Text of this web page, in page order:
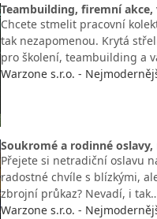
Teambuilding, firemní
Chcete stmelit pracovní
tak nezapomenou. Krytá
pro školení, teambuilding a
Warzone s.r.o. -
Soukromé a rodinné
Přejete si netradiční oslavu
radostné chvíle s blízkými,
zbrojní průkaz? Nevadí, i
Warzone s.r.o. -